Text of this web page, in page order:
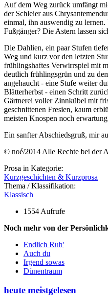
Auf dem Weg zurück umfängt
der Schleier aus
einmal, ihn auswendig zu lernen.
Fußgänger? Die Astern lassen
Die Dahlien, ein paar Stufen
Weg und kurz vor den letzten
frühlingshaftes Verwirrspiel mit
deutlich frühlingsgrün und zu
angehaucht - eine Stufe weiter
Blätterherbst - einen Schritt
Gärtnerei voller Zinnkübel mit
geschnittenen Fresien, kaum
meisten Knospen noch
Ein sanfter Abschiedsgruß, mir
© noé/2014 Alle Rechte bei der
Prosa in Kategorie:
Kurzgeschichten & Kurzprosa
Thema / Klassifikation:
Klassisch
1554 Aufrufe
Noch mehr von der
Endlich Ruh'
Auch du
Irgend sowas
Dünentraum
heute meistgelesen